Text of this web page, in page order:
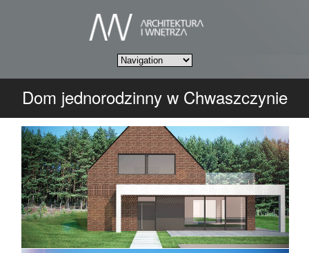
Dom jednorodzinny w Chwaszczynie